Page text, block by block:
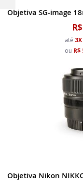
Objetiva SG-image
até 3X
ou R$
Objetiva Nikon